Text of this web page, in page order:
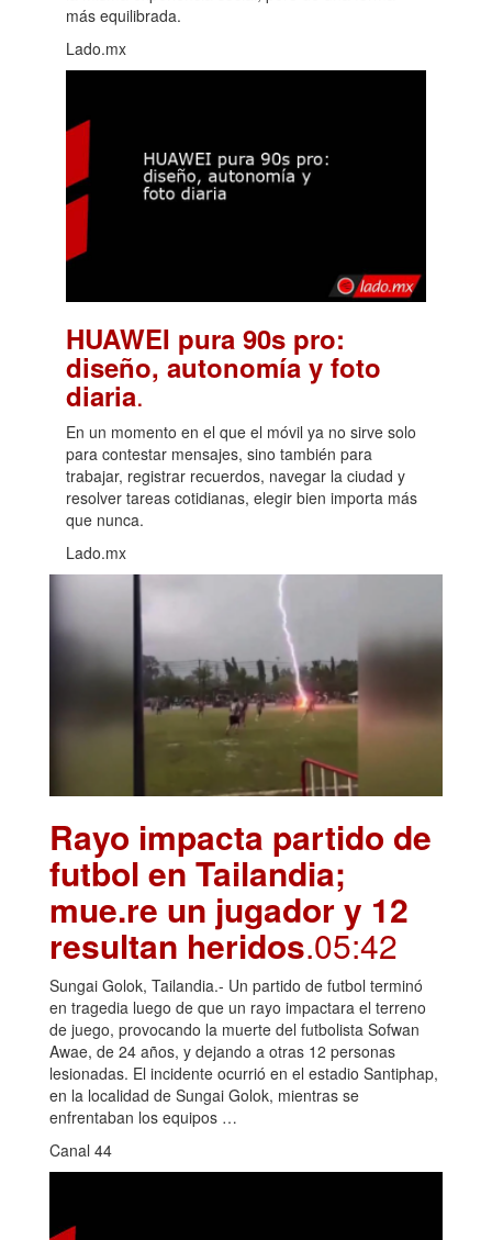
más equilibrada.
Lado.mx
HUAWEI pura 90s pro:
diseño, autonomía y foto
diaria.
En un momento en el que el móvil ya no sirve solo
para contestar mensajes, sino también para
trabajar, registrar recuerdos, navegar la ciudad y
resolver tareas cotidianas, elegir bien importa más
que nunca.
Lado.mx
Rayo impacta partido de
futbol en Tailandia;
mue.re un jugador y 12
resultan heridos.05:42
Sungai Golok, Tailandia.- Un partido de futbol terminó
en tragedia luego de que un rayo impactara el terreno
de juego, provocando la muerte del futbolista Sofwan
Awae, de 24 años, y dejando a otras 12 personas
lesionadas. El incidente ocurrió en el estadio Santiphap,
en la localidad de Sungai Golok, mientras se
enfrentaban los equipos …
Canal 44